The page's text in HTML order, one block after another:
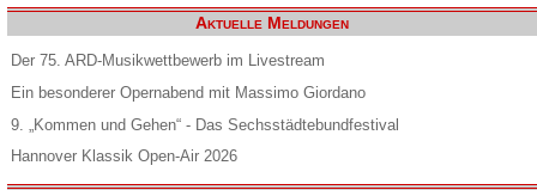
Aktuelle Meldungen
Der 75. ARD-Musikwettbewerb im Livestream
Ein besonderer Opernabend mit Massimo Giordano
9. „Kommen und Gehen“ - Das Sechsstädtebundfestival
Hannover Klassik Open-Air 2026